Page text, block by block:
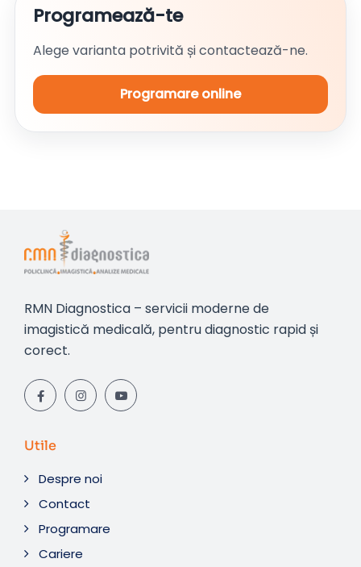
Programează-te
Alege varianta potrivită și contactează-ne.
Programare online
RMN Diagnostica – servicii moderne de
imagistică medicală, pentru diagnostic rapid și
corect.
Utile
Despre noi
Contact
Programare
Cariere